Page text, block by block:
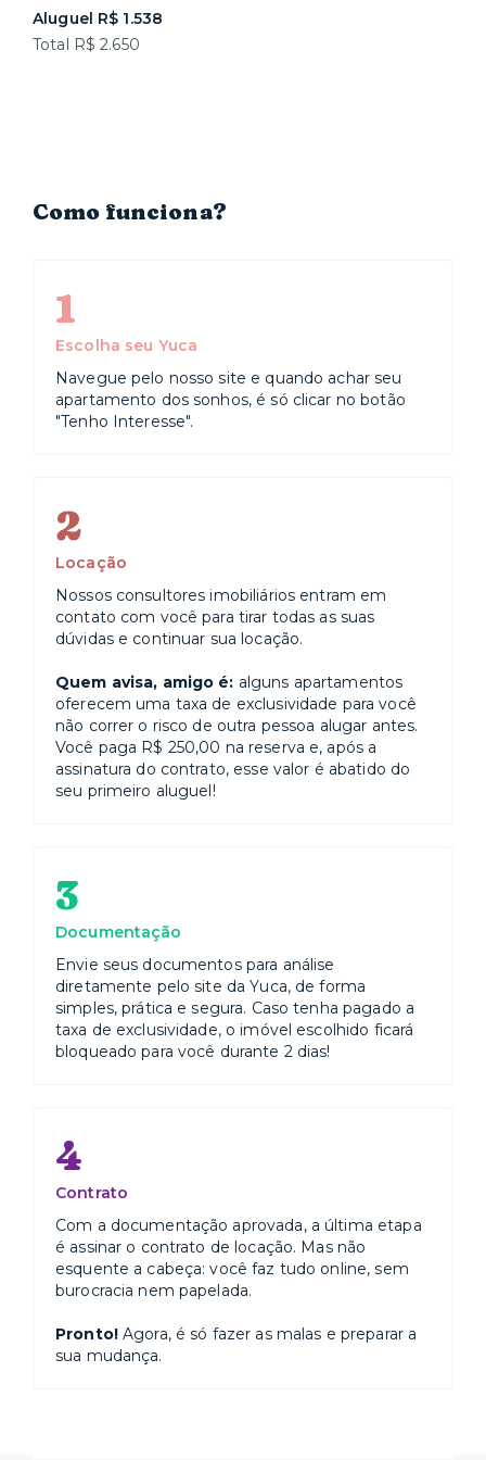
Aluguel R$ 1.538
Total R$ 2.650
Como funciona?
1
Escolha seu Yuca
Navegue pelo nosso site e quando achar seu
apartamento dos sonhos, é só clicar no botão
"Tenho Interesse".
2
Locação
Nossos consultores imobiliários entram em
contato com você para tirar todas as suas
dúvidas e continuar sua locação.
Quem avisa, amigo é: alguns apartamentos
oferecem uma taxa de exclusividade para você
não correr o risco de outra pessoa alugar antes.
Você paga R$ 250,00 na reserva e, após a
assinatura do contrato, esse valor é abatido do
seu primeiro aluguel!
3
Documentação
Envie seus documentos para análise
diretamente pelo site da Yuca, de forma
simples, prática e segura. Caso tenha pagado a
taxa de exclusividade, o imóvel escolhido ficará
bloqueado para você durante 2 dias!
4
Contrato
Com a documentação aprovada, a última etapa
é assinar o contrato de locação. Mas não
esquente a cabeça: você faz tudo online, sem
burocracia nem papelada.
Pronto!Agora, é só fazer as malas e preparar a
sua mudança.